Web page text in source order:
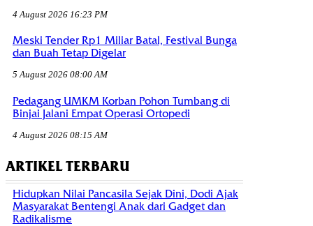
4 August 2026 16:23 PM
Meski Tender Rp1 Miliar Batal, Festival Bunga
dan Buah Tetap Digelar
5 August 2026 08:00 AM
Pedagang UMKM Korban Pohon Tumbang di
Binjai Jalani Empat Operasi Ortopedi
4 August 2026 08:15 AM
ARTIKEL TERBARU
Hidupkan Nilai Pancasila Sejak Dini, Dodi Ajak
Masyarakat Bentengi Anak dari Gadget dan
Radikalisme